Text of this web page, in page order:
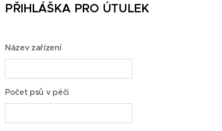
PŘIHLÁŠKA PRO ÚTULEK
Název zařízení
Počet psů v péči